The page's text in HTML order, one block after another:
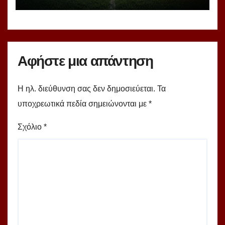
Αφήστε μια απάντηση
Η ηλ. διεύθυνση σας δεν δημοσιεύεται. Τα
υποχρεωτικά πεδία σημειώνονται με *
Σχόλιο *